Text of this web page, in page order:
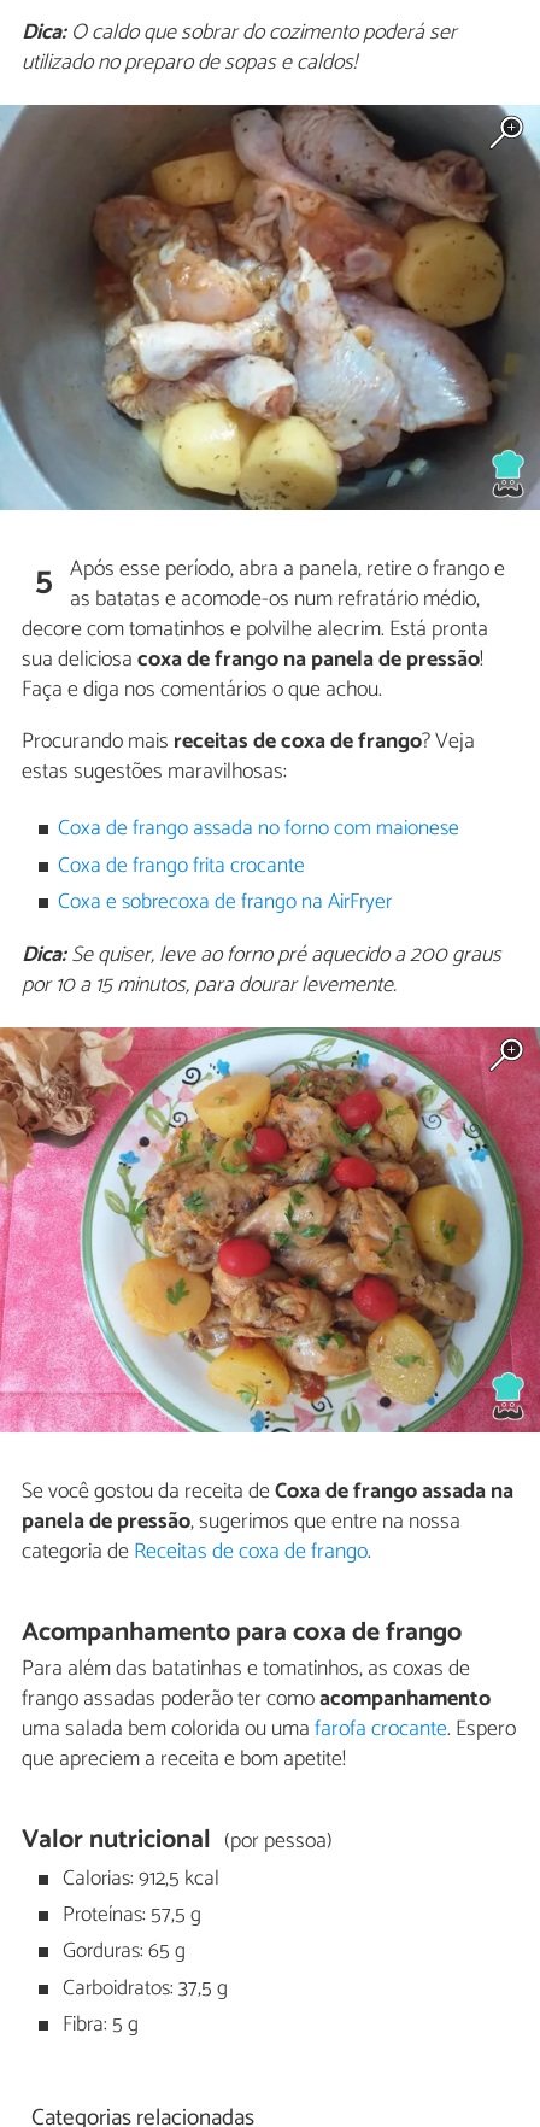
Dica:O caldo que sobrar do cozimento poderá ser
utilizado no preparo de sopas e caldos!
5 Após esse período, abra a panela, retire o frango e
as batatas e acomode-os num refratário médio,
decore com tomatinhos e polvilhe alecrim. Está pronta
sua deliciosacoxa de frango na panela de pressão!
Faça e diga nos comentários o que achou.
Procurando mais receitas de coxa de frango? Veja
estas sugestões maravilhosas:
Coxa de frango assada no forno com maionese
Coxa de frango frita crocante
Coxa e sobrecoxa de frango na AirFryer
Dica:Se quiser, leve ao forno pré aquecido a 200 graus
por 10 a 15 minutos, para dourar levemente.
Se você gostou da receita deCoxa de frango assada na
panela de pressão, sugerimos que entre na nossa
categoria deReceitas de coxa de frango.
Acompanhamento para coxa de frango
Para além das batatinhas e tomatinhos, as coxas de
frango assadas poderão ter comoacompanhamento
uma salada bem colorida ou umafarofa crocante. Espero
que apreciem a receita e bom apetite!
Valor nutricional (por pessoa)
Calorias: 912,5 kcal
Proteínas: 57,5 g
Gorduras: 65 g
Carboidratos: 37,5 g
Fibra: 5 g
Categorias relacionadas